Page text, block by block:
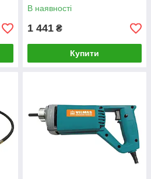
В наявності
1 441 ₴
Купити